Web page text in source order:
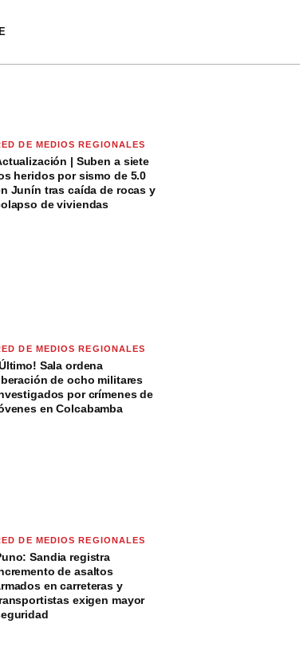
DE MEDIOS REGIONALES
| Suben a siete
heridos por sismo de 5.0
Junín tras caída de rocas y
de viviendas
DE MEDIOS REGIONALES
Sala ordena
de ocho militares
por crímenes de
en Colcabamba
DE MEDIOS REGIONALES
Sandia registra
de asaltos
en carreteras y
exigen mayor